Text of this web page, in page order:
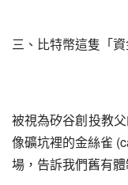
三、比特幣這隻「
被視為矽谷創投教
像礦坑裡的金絲雀
場，告訴我們舊有體